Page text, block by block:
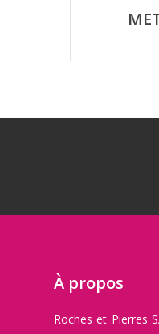
À propos
Roches et Pierres